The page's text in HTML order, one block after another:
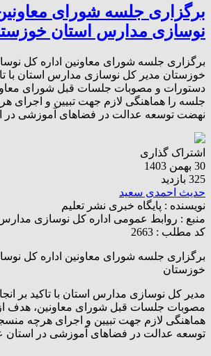
برگزاری جلسه شورای
نوسازی مدارس استان
برگزاری جلسه شورای معاونین اداره کل
خوزستان مدیر کل نوسازی مدارس استان با
دستورات و مصوبات جلسات قبل شورای
جلسه را هماهنگی لازم جهت تبیین و اجرای
نهضت توسعه عدالت در فضاهای آموزشی در
اشتراک گذاری
30 بهمن 1403
325 بازدید
حدیث احمدی سعید
نویسنده : پایگاه خبری نشر تعلیم
منبع : روابط عمومی اداره کل نوسازی
کد مطلب : 2663
برگزاری جلسه شورای معاونین اداره کل
خوزستان
مدیر کل نوسازی مدارس استان با تاکید بر
مصوبات جلسات قبل شورای معاونین، هدف از
هماهنگی لازم جهت تبیین و اجرای هرچه
توسعه عدالت در فضاهای آموزشی در استان